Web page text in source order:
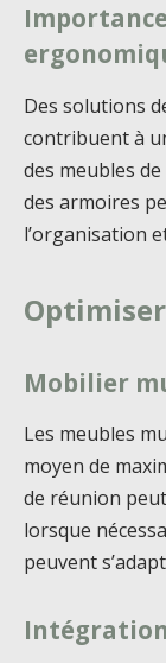
Des solutions
contribuent à
des meubles
des armoires
l’organisation
Mobilier
Les meubles
moyen de
de réunion
lorsque
peuvent
Intégration